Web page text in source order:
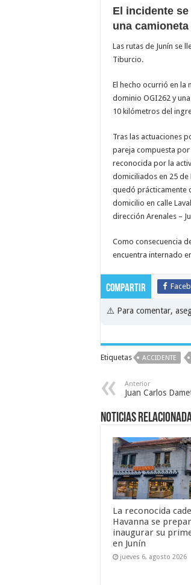
El incidente
una
Las rutas de Junín se
Tiburcio.
El hecho ocurrió en
dominio OGI262 y
10 kilómetros del
Tras las actuaciones
pareja compuesta por
reconocida por la
domiciliados en 25 de
quedó prácticamente
domicilio en calle
dirección Arenales –
Como consecuencia
encuentra internado
Compartir
⚠️ Para comentar,
Etiquetas ACCIDENTE
Anterior
Juan Carlos
Noticias
La reconocida
Havanna se
inaugurar su
en Junín
jueves 6, agosto 2026